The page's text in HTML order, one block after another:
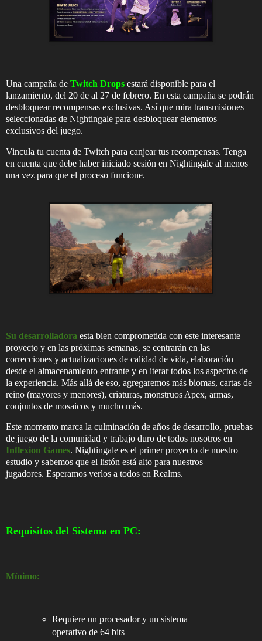
Una campaña de Twitch Drops estará disponible para el
lanzamiento, del 20 de al 27 de febrero. En esta campaña se podrán
desbloquear recompensas exclusivas. Así que mira transmisiones
seleccionadas de Nightingale para desbloquear elementos
exclusivos del juego.
Vincula tu cuenta de Twitch para canjear tus recompensas. Tenga
en cuenta que debe haber iniciado sesión en Nightingale al menos
una vez para que el proceso funcione.
Su desarrolladora esta bien comprometida con este interesante
proyecto y en las próximas semanas, se centrarán en las
correcciones y actualizaciones de calidad de vida, elaboración
desde el almacenamiento entrante y en iterar todos los aspectos de
la experiencia. Más allá de eso, agregaremos más biomas, cartas de
reino (mayores y menores), criaturas, monstruos Apex, armas,
conjuntos de mosaicos y mucho más.
Este momento marca la culminación de años de desarrollo, pruebas
de juego de la comunidad y trabajo duro de todos nosotros en
Inflexion Games. Nightingale es el primer proyecto de nuestro
estudio y sabemos que el listón está alto para nuestros
jugadores. Esperamos verlos a todos en Realms.
Requisitos del Sistema en PC:
Mínimo:
Requiere un procesador y un sistema
operativo de 64 bits